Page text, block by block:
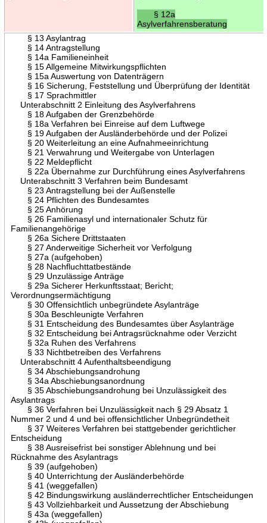
§ 12a
Asylverfahrensberatung
§ 13 Asylantrag
§ 14 Antragstellung
§ 14a Familieneinheit
§ 15 Allgemeine Mitwirkungspflichten
§ 15a Auswertung von Datenträgern
§ 16 Sicherung, Feststellung und Überprüfung der Identität
§ 17 Sprachmittler
Unterabschnitt 2 Einleitung des Asylverfahrens
§ 18 Aufgaben der Grenzbehörde
§ 18a Verfahren bei Einreise auf dem Luftwege
§ 19 Aufgaben der Ausländerbehörde und der Polizei
§ 20 Weiterleitung an eine Aufnahmeeinrichtung
§ 21 Verwahrung und Weitergabe von Unterlagen
§ 22 Meldepflicht
§ 22a Übernahme zur Durchführung eines Asylverfahrens
Unterabschnitt 3 Verfahren beim Bundesamt
§ 23 Antragstellung bei der Außenstelle
§ 24 Pflichten des Bundesamtes
§ 25 Anhörung
§ 26 Familienasyl und internationaler Schutz für
Familienangehörige
§ 26a Sichere Drittstaaten
§ 27 Anderweitige Sicherheit vor Verfolgung
§ 27a (aufgehoben)
§ 28 Nachfluchttatbestände
§ 29 Unzulässige Anträge
§ 29a Sicherer Herkunftsstaat; Bericht;
Verordnungsermächtigung
§ 30 Offensichtlich unbegründete Asylanträge
§ 30a Beschleunigte Verfahren
§ 31 Entscheidung des Bundesamtes über Asylanträge
§ 32 Entscheidung bei Antragsrücknahme oder Verzicht
§ 32a Ruhen des Verfahrens
§ 33 Nichtbetreiben des Verfahrens
Unterabschnitt 4 Aufenthaltsbeendigung
§ 34 Abschiebungsandrohung
§ 34a Abschiebungsanordnung
§ 35 Abschiebungsandrohung bei Unzulässigkeit des
Asylantrags
§ 36 Verfahren bei Unzulässigkeit nach § 29 Absatz 1
Nummer 2 und 4 und bei offensichtlicher Unbegründetheit
§ 37 Weiteres Verfahren bei stattgebender gerichtlicher
Entscheidung
§ 38 Ausreisefrist bei sonstiger Ablehnung und bei
Rücknahme des Asylantrags
§ 39 (aufgehoben)
§ 40 Unterrichtung der Ausländerbehörde
§ 41 (weggefallen)
§ 42 Bindungswirkung ausländerrechtlicher Entscheidungen
§ 43 Vollziehbarkeit und Aussetzung der Abschiebung
§ 43a (weggefallen)